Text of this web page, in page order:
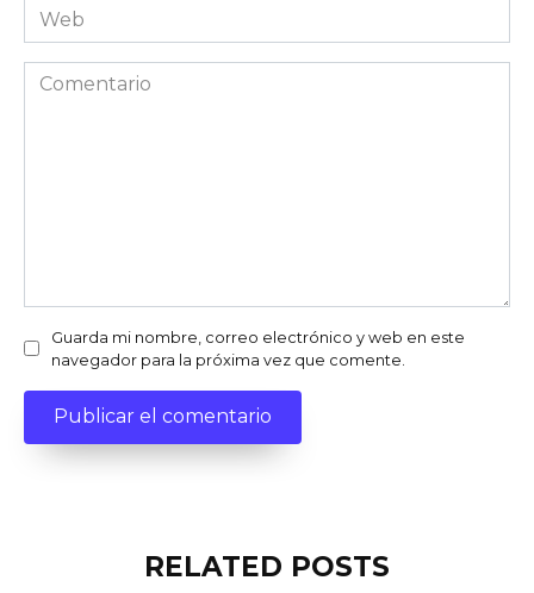
Web
Comentario
Guarda mi nombre, correo electrónico y web en este
navegador para la próxima vez que comente.
RELATED POSTS